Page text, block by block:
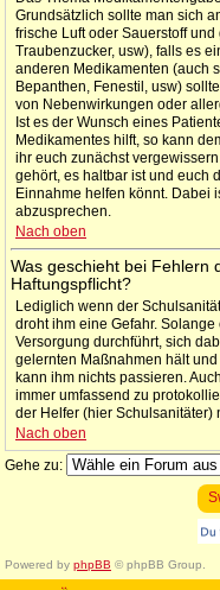
Grundsätzlich sollte man sich
frische Luft oder Sauerstoff
Traubenzucker, usw), falls es
anderen Medikamenten (auch
Bepanthen, Fenestil, usw)
von Nebenwirkungen oder
Ist es der Wunsch eines
Medikamentes hilft, so kann
ihr euch zunächst
gehört, es haltbar ist und euch
Einnahme helfen könnt. Dabei
abzusprechen.
Nach oben
Was geschieht bei Fehlern
Haftungspflicht?
Lediglich wenn der
droht ihm eine Gefahr.
Versorgung durchführt, sich
gelernten Maßnahmen hält
kann ihm nichts passieren.
immer umfassend zu
der Helfer (hier Schulsanitäter)
Nach oben
Gehe zu:
Powered by phpBB © phpBB Group.